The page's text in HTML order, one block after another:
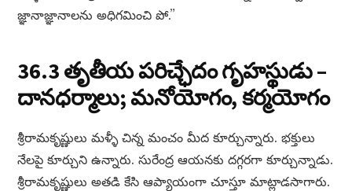
జ్ఞానాజ్ఞానాలను అధిగమించి పో.”
36.3 తృతీయ పరిచ్ఛేదం గృహస్థుడు –
దానధర్మాలు; మనోయోగం, కర్మయోగం
శ్రీరామకృష్ణులు మళ్ళీ చిన్న మంచం మీద కూర్చున్నారు. భక్తులు
నేలపై కూర్చుని ఉన్నారు. సురేంద్ర ఆయనకు దగ్గరగా కూర్చున్నాడు.
శ్రీరామకృష్ణులు అతడి కేసి ఆప్యాయంగా చూస్తూ మాట్లాడసాగారు.